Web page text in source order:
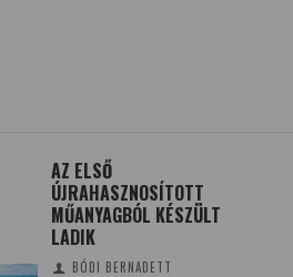
AZ ELSŐ
ÚJRAHASZNOSÍTOTT
MŰANYAGBÓL KÉSZÜLT
LADIK
BÓDI BERNADETT